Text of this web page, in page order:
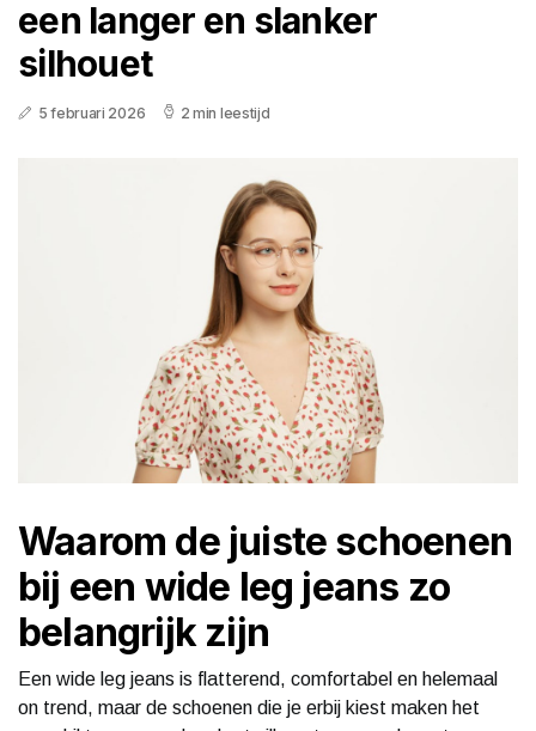
een langer en slanker
silhouet
5 februari 2026 2 min leestijd
Waarom de juiste schoenen
bij een wide leg jeans zo
belangrijk zijn
Een wide leg jeans is flatterend, comfortabel en helemaal
on trend, maar de schoenen die je erbij kiest maken het